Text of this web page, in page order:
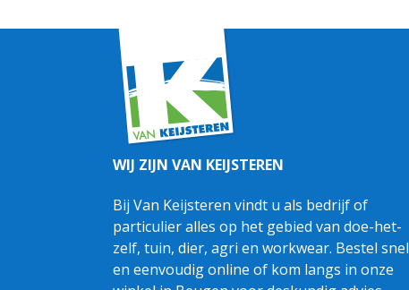
WIJ ZIJN VAN KEIJSTEREN
Bij Van Keijsteren vindt u als bedrijf of
particulier alles op het gebied van doe-het-
zelf, tuin, dier, agri en workwear. Bestel snel
en eenvoudig online of kom langs in onze